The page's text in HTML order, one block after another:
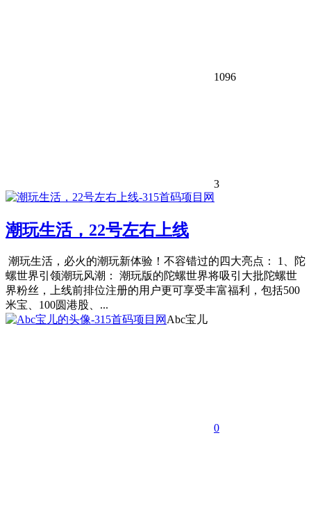
1096
3
潮玩生活，22号左右上线
潮玩生活，必火的潮玩新体验！不容错过的四大亮点： 1、陀
螺世界引领潮玩风潮： 潮玩版的陀螺世界将吸引大批陀螺世
界粉丝，上线前排位注册的用户更可享受丰富福利，包括500
米宝、100圆港股、...
Abc宝儿
0